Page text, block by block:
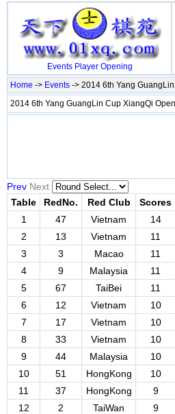
Events Player Opening
Home -> Events -> 2014 6th Yang
2014 6th Yang GuangLin Cup XiangQi
Prev Next
Table
RedNo. Red Club Scores
1
47 Vietnam 14
2
13 Vietnam 11
3
3 Macao 11
4
9 Malaysia 11
5
67 TaiBei 11
6
12 Vietnam 10
7
17 Vietnam 10
8
33 Vietnam 10
9
44 Malaysia 10
10
51 HongKong 10
11
37 HongKong 9
12
2 TaiWan 9